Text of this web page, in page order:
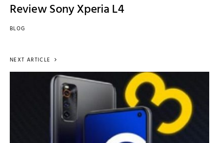
Review Sony Xperia L4
BLOG
NEXT ARTICLE